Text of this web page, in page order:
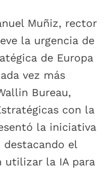
Muñiz, rector
la urgencia de
de Europa
vez más
Bureau,
con la
la iniciativa
destacando el
utilizar la IA para